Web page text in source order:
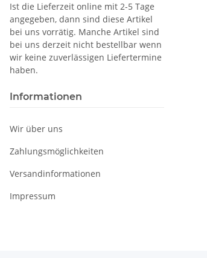
Ist die Lieferzeit online mit 2-5 Tage
angegeben, dann sind diese Artikel
bei uns vorrätig. Manche Artikel sind
bei uns derzeit nicht bestellbar wenn
wir keine zuverlässigen Liefertermine
haben.
Informationen
Wir über uns
Zahlungsmöglichkeiten
Versandinformationen
Impressum